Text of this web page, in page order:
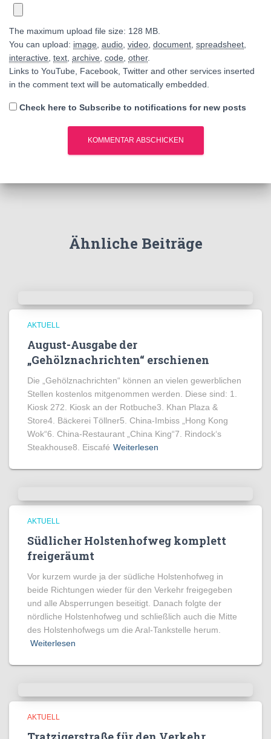
The maximum upload file size: 128 MB.
You can upload: image audio video document spreadsheet
interactive text archive code other.
Links to YouTube, Facebook, Twitter and other services inserted
in the comment text will be automatically embedded.
Check here to Subscribe to notifications for new posts
Ähnliche Beiträge
AKTUELL
August-Ausgabe der
„Gehölznachrichten“ erschienen
Die „Gehölznachrichten“ können an vielen gewerblichen
Stellen kostenlos mitgenommen werden. Diese sind: 1.
Kiosk 272. Kiosk an der Rotbuche3. Khan Plaza &
Store4. Bäckerei Töllner5. China-Imbiss „Hong Kong
Wok“6. China-Restaurant „China King“7. Rindock‘s
Steakhouse8. Eiscafé Weiterlesen
AKTUELL
Südlicher Holstenhofweg komplett
freigeräumt
Vor kurzem wurde ja der südliche Holstenhofweg in
beide Richtungen wieder für den Verkehr freigegeben
und alle Absperrungen beseitigt. Danach folgte der
nördliche Holstenhofweg und schließlich auch die Mitte
des Holstenhofwegs um die Aral-Tankstelle herum.
Weiterlesen
AKTUELL